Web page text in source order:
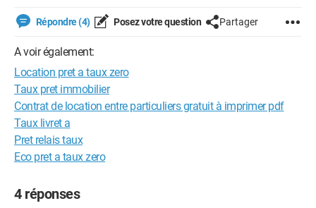
Répondre (4) Posez votre question Partager
A voir également:
Location pret a taux zero
Taux pret immobilier
Contrat de location entre particuliers gratuit à imprimer pdf
Taux livret a
Pret relais taux
Eco pret a taux zero
4 réponses